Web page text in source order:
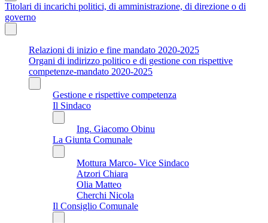
Titolari di incarichi politici, di amministrazione, di direzione o di
governo
Relazioni di inizio e fine mandato 2020-2025
Organi di indirizzo politico e di gestione con rispettive
competenze-mandato 2020-2025
Gestione e rispettive competenza
Il Sindaco
Ing. Giacomo Obinu
La Giunta Comunale
Mottura Marco- Vice Sindaco
Atzori Chiara
Olia Matteo
Cherchi Nicola
Il Consiglio Comunale